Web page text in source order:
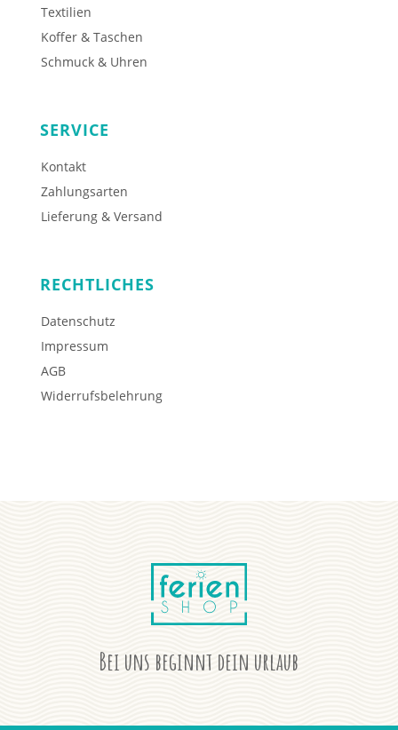
Textilien
Koffer & Taschen
Schmuck & Uhren
SERVICE
Kontakt
Zahlungsarten
Lieferung & Versand
RECHTLICHES
Datenschutz
Impressum
AGB
Widerrufsbelehrung
Bei uns beginnt dein urlaub